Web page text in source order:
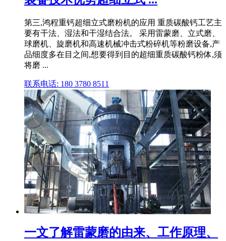
第三,鸿程重钙超细立式磨粉机的应用 重质碳酸钙工艺主
要有干法、湿法和干湿结合法。 采用雷蒙磨、立式磨、
球磨机、旋磨机和高速机械冲击式粉碎机等粉磨设备,产
品细度多在目之间,想要得到目的超细重质碳酸钙粉体,须
将磨 ...
联系电话: 180 3780 8511
一文了解雷蒙磨的由来、工作原理、